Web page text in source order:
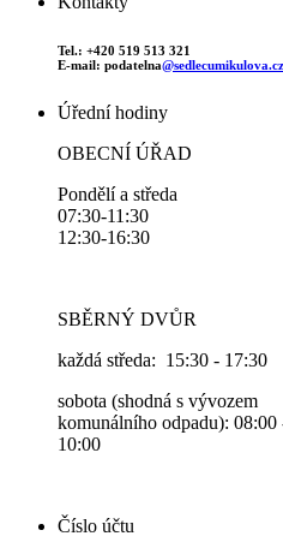
Tel.: +420 519 513 321
E-mail: podatelna@sedlecumikulova.cz
Úřední hodiny
OBECNÍ ÚŘAD
Pondělí a středa
07:30-11:30
12:30-16:30
SBĚRNÝ DVŮR
každá středa: 15:30 - 17:30
sobota (shodná s vývozem
komunálního odpadu): 08:00
10:00
Číslo účtu